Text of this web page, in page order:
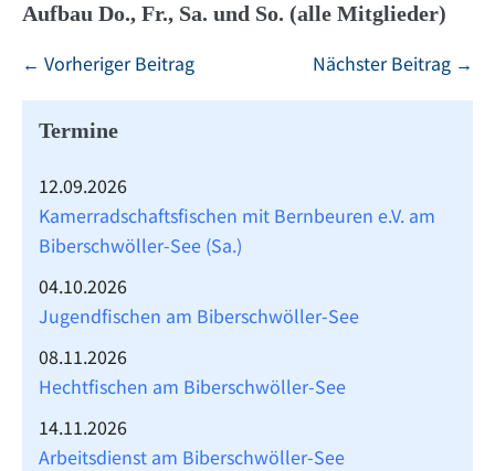
Aufbau Do., Fr., Sa. und So. (alle Mitglieder)
Beitragsnavigation
← Vorheriger Beitrag Nächster Beitrag →
Termine
12.09.2026
Kamerradschaftsfischen mit Bernbeuren e.V. am
Biberschwöller-See (Sa.)
04.10.2026
Jugendfischen am Biberschwöller-See
08.11.2026
Hechtfischen am Biberschwöller-See
14.11.2026
Arbeitsdienst am Biberschwöller-See